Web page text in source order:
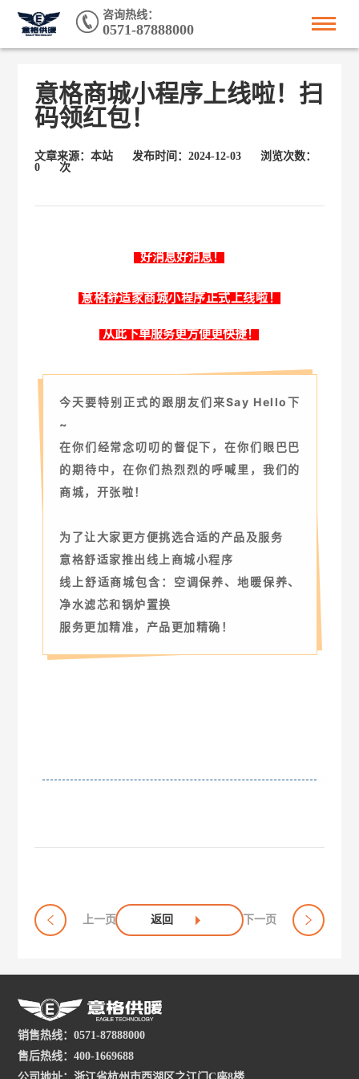
咨询热线：
0571-87888000
意格商城小程序上线啦！扫
码领红包！
文章来源：本站 发布时间：2024-12-03
浏览次数：
0
次
好消息好消息！
意格舒适家商城小程序正式上线啦！
从此下单服务更方便更快捷！
今天要特别正式的跟朋友们来Say Hello下
~
在你们经常念叨叨的督促下，在你们眼巴巴
的期待中，在你们热烈烈的呼喊里，我们的
商城， 开张啦！
为了让大家更方便挑选合适的产品及服务
意格舒适家推出线上商城小程序
线上舒适商城包含：空调保养、地暖保养、
净水滤芯和锅炉置换
服务更加精准，产品更加精确！
上一页 下一页
返回
销售热线：0571-87888000
售后热线：400-1669688